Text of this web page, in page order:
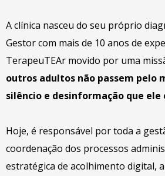
A clínica nasceu do seu próprio
Gestor com mais de 10 anos de
TerapeuTEAr movido por uma
outros adultos não passem pelo
silêncio e desinformação que
Hoje, é responsável por toda a
coordenação dos processos
estratégica de acolhimento digital,